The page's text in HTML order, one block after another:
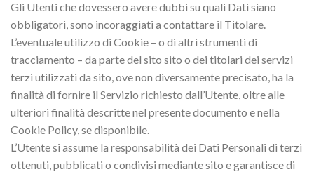
Gli Utenti che dovessero avere dubbi su quali Dati siano
obbligatori, sono incoraggiati a contattare il Titolare.
L’eventuale utilizzo di Cookie – o di altri strumenti di
tracciamento – da parte del sito sito o dei titolari dei servizi
terzi utilizzati da sito, ove non diversamente precisato, ha la
finalità di fornire il Servizio richiesto dall’Utente, oltre alle
ulteriori finalità descritte nel presente documento e nella
Cookie Policy, se disponibile.
L’Utente si assume la responsabilità dei Dati Personali di terzi
ottenuti, pubblicati o condivisi mediante sito e garantisce di